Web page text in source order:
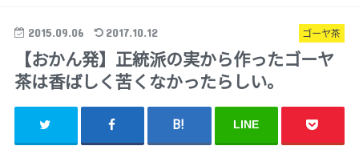
ゴーヤ茶
2015.09.06 2017.10.12
【おかん発】正統派の実から作ったゴーヤ
茶は香ばしく苦くなかったらしい。
LINE